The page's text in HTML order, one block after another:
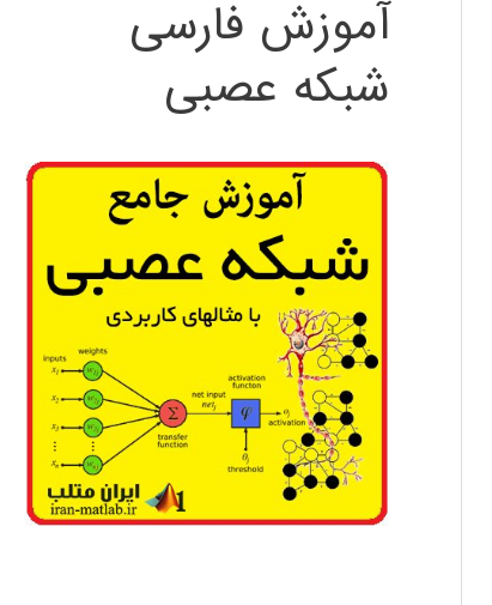
آموزش فارسی
شبکه عصبی